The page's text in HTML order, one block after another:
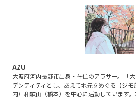
AZU
大阪府河内長野市出身・在住のアラサー。「
デンティティとし、あえて地元をめぐる【ジ
内）和歌山（橋本）を中心に活動しています。